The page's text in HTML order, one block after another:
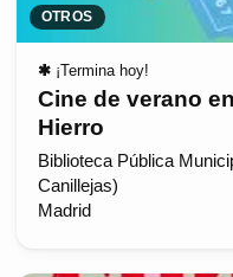
OTROS
✱ ¡Termina hoy!
Cine de verano
Hierro
Biblioteca Pública
Canillejas)
Madrid